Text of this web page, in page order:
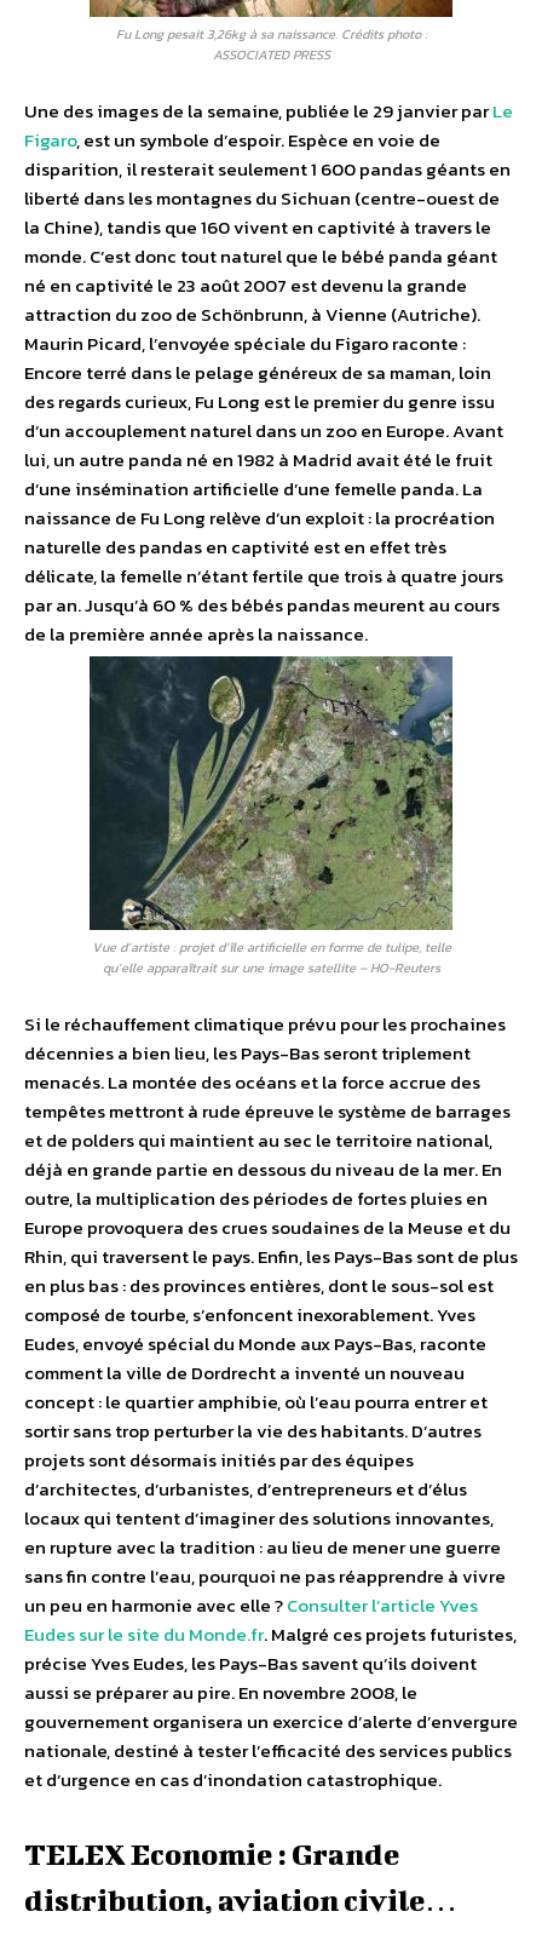
Fu Long pesait 3,26kg à sa naissance. Crédits photo :
ASSOCIATED PRESS
Une des images de la semaine, publiée le 29 janvier parLe
Figaro, est un symbole d’espoir. Espèce en voie de
disparition, il resterait seulement 1 600 pandas géants en
liberté dans les montagnes du Sichuan (centre-ouest de
la Chine), tandis que 160 vivent en cap­tivité à travers le
monde. C’est donc tout naturel que le bébé panda géant
né en captivité le 23 août 2007 est devenu la grande
attraction du zoo de Schönbrunn, à Vienne (Autriche).
Maurin Picard, l’envoyée spéciale du Figaro raconte :
Encore terré dans le pelage généreux de sa maman, loin
des regards curieux, Fu Long est le premier du genre issu
d’un accouplement naturel dans un zoo en Europe. Avant
lui, un autre panda né en 1982 à Madrid avait été le fruit
d’une insémination artificielle d’une femelle panda. La
naissance de Fu Long relève d’un exploit : la procréation
naturelle des pandas en captivité est en effet très
délicate, la femelle n’étant fertile que trois à quatre jours
par an. Jusqu’à 60 % des bébés pandas meurent au cours
de la première année après la naissance.
Vue d’artiste : projet d’île artificielle en forme de tulipe, telle
qu’elle apparaîtrait sur une image satellite – HO-Reuters
Si le réchauffement climatique prévu pour les prochaines
décennies a bien lieu, les Pays-Bas seront triplement
menacés. La montée des océans et la force accrue des
tempêtes mettront à rude épreuve le système de barrages
et de polders qui maintient au sec le territoire national,
déjà en grande partie en dessous du niveau de la mer. En
outre, la multiplication des périodes de fortes pluies en
Europe provoquera des crues soudaines de la Meuse et du
Rhin, qui traversent le pays. Enfin, les Pays-Bas sont de plus
en plus bas : des provinces entières, dont le sous-sol est
composé de tourbe, s’enfoncent inexorablement. Yves
Eudes, envoyé spécial du Monde aux Pays-Bas, raconte
comment la ville de Dordrecht a inventé un nouveau
concept : le quartier amphibie, où l’eau pourra entrer et
sortir sans trop perturber la vie des habitants. D’autres
projets sont désormais initiés par des équipes
d’architectes, d’urbanistes, d’entrepreneurs et d’élus
locaux qui tentent d’imaginer des solutions innovantes,
en rupture avec la tradition : au lieu de mener une guerre
sans fin contre l’eau, pourquoi ne pas réapprendre à vivre
un peu en harmonie avec elle ?Consulter l’article Yves
Eudes sur le site du Monde.fr. Malgré ces projets futuristes,
précise Yves Eudes, les Pays-Bas savent qu’ils doivent
aussi se préparer au pire. En novembre 2008, le
gouvernement organisera un exercice d’alerte d’envergure
nationale, destiné à tester l’efficacité des services publics
et d’urgence en cas d’inondation catastrophique.
TELEX Economie : Grande
distribution, aviation civile…